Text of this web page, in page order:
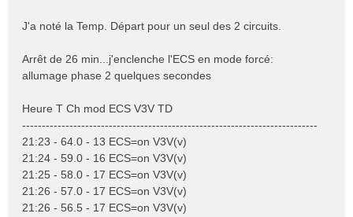
J'a noté la Temp. Départ pour un seul des 2 circuits.
Arrêt de 26 min...j'enclenche l'ECS en mode forcé:
allumage phase 2 quelques secondes
Heure T Ch mod ECS V3V TD
---------------------------------------------------------------------------
21:23 - 64.0 - 13 ECS=on V3V(v)
21:24 - 59.0 - 16 ECS=on V3V(v)
21:25 - 58.0 - 17 ECS=on V3V(v)
21:26 - 57.0 - 17 ECS=on V3V(v)
21:26 - 56.5 - 17 ECS=on V3V(v)